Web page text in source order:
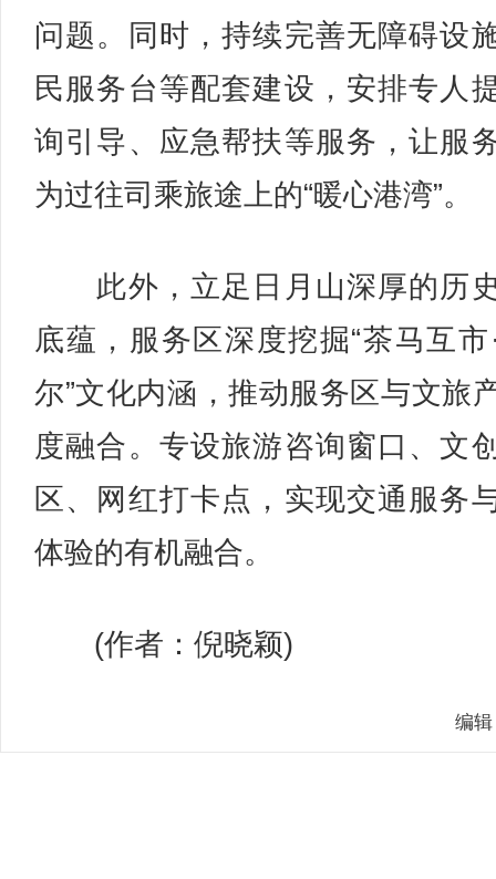
问题。同时，持续完善无障碍设
民服务台等配套建设，安排专人
询引导、应急帮扶等服务，让服
为过往司乘旅途上的“暖心港湾”。
此外，立足日月山深厚的历
底蕴，服务区深度挖掘“茶马互市
尔”文化内涵，推动服务区与文旅
度融合。专设旅游咨询窗口、文
区、网红打卡点，实现交通服务
体验的有机融合。
(作者：倪晓颖)
编